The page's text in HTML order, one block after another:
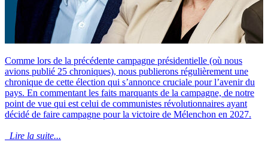
Comme lors de la précédente campagne présidentielle (où nous
avions publié 25 chroniques), nous publierons régulièrement une
chronique de cette élection qui s’annonce cruciale pour l’avenir du
pays. En commentant les faits marquants de la campagne, de notre
point de vue qui est celui de communistes révolutionnaires ayant
décidé de faire campagne pour la victoire de Mélenchon en 2027.
Lire la suite...